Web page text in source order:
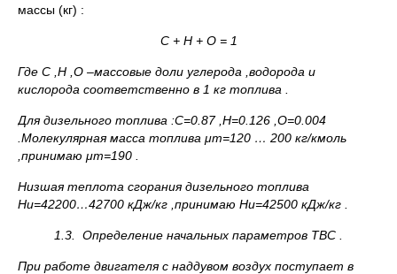
массы (кг) :
C + H + O = 1
Где C , H , O –массовые доли углерода ,водорода и
кислорода соответственно в 1 кг топлива .
Для дизельного топлива :С=0.87 ,Н=0.126 ,О=0.004
.Молекулярная масса топлива μт=120 … 200 кг/кмоль
,принимаю μт=190 .
Низшая теплота сгорания дизельного топлива
Hu=42200…42700 кДж/кг ,принимаю Hu=42500 кДж/кг .
1.3. Определение начальных параметров ТВС .
При работе двигателя с наддувом воздух поступает в